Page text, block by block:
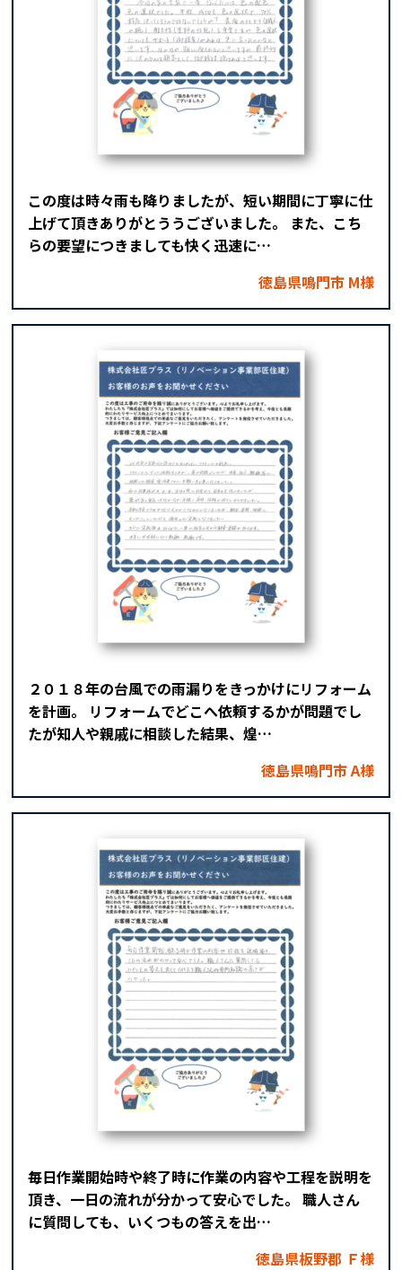
この度は時々雨も降りましたが、短い期間に丁寧に仕
上げて頂きありがとううございました。 また、こち
らの要望につきましても快く迅速に…
徳島県鳴門市 M様
２０１８年の台風での雨漏りをきっかけにリフォーム
を計画。 リフォームでどこへ依頼するかが問題でし
たが知人や親戚に相談した結果、煌…
徳島県鳴門市 A様
毎日作業開始時や終了時に作業の内容や工程を説明を
頂き、一日の流れが分かって安心でした。 職人さん
に質問しても、いくつもの答えを出…
徳島県板野郡 Ｆ様